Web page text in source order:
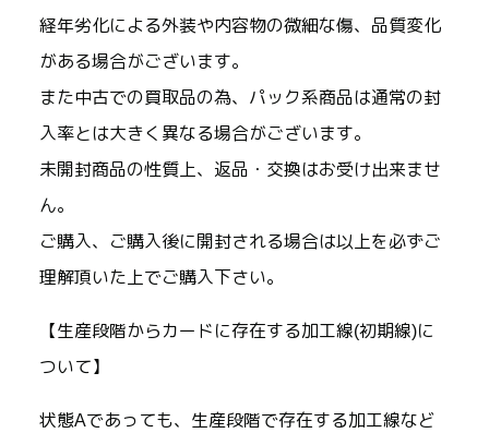
経年劣化による外装や内容物の微細な傷、品質変化
がある場合がございます。
また中古での買取品の為、パック系商品は通常の封
入率とは大きく異なる場合がございます。
未開封商品の性質上、返品・交換はお受け出来ませ
ん。
ご購入、ご購入後に開封される場合は以上を必ずご
理解頂いた上でご購入下さい。
【生産段階からカードに存在する加工線(初期線)に
ついて】
状態Aであっても、生産段階で存在する加工線など